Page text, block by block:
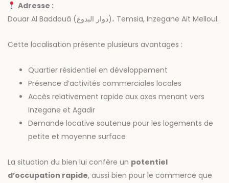
Adresse :
Douar Al Baddouâ (دوار البدوع)، Temsia, Inzegane Aït Melloul.
Cette localisation présente plusieurs avantages :
Quartier résidentiel en développement
Présence d’activités commerciales locales
Accès relativement rapide aux axes menant vers
Inzegane et Agadir
Demande locative soutenue pour les logements de
petite et moyenne surface
La situation du bien lui confère un potentiel
d’occupation rapide, aussi bien pour le commerce que